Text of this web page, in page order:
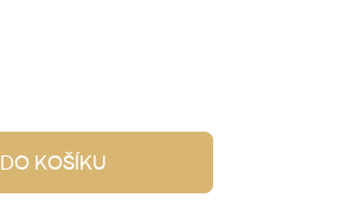
DO KOŠÍKU